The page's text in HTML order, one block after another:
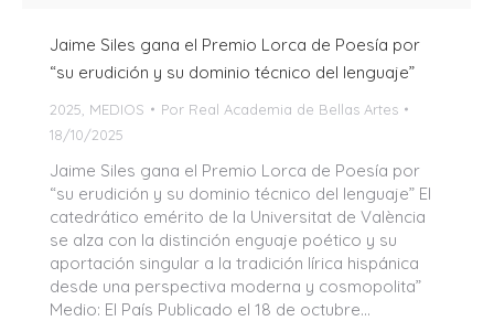
Jaime Siles gana el Premio Lorca de Poesía por
“su erudición y su dominio técnico del lenguaje”
2025 MEDIOS Por Real Academia de Bellas Artes
18/10/2025
Jaime Siles gana el Premio Lorca de Poesía por
“su erudición y su dominio técnico del lenguaje” El
catedrático emérito de la Universitat de València
se alza con la distinción enguaje poético y su
aportación singular a la tradición lírica hispánica
desde una perspectiva moderna y cosmopolita”
Medio: El País Publicado el 18 de octubre…